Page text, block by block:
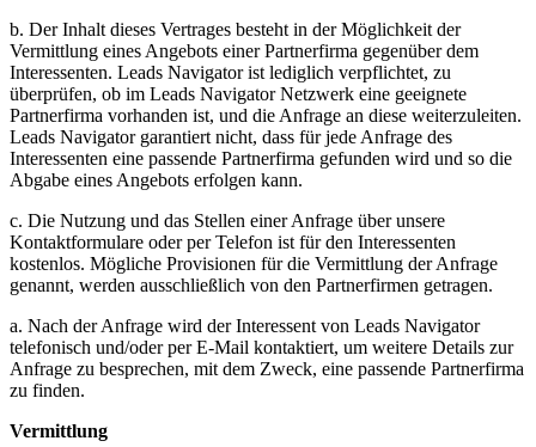
b. Der Inhalt dieses Vertrages besteht in der Möglichkeit der
Vermittlung eines Angebots einer Partnerfirma gegenüber dem
Interessenten. Leads Navigator ist lediglich verpflichtet, zu
überprüfen, ob im Leads Navigator Netzwerk eine geeignete
Partnerfirma vorhanden ist, und die Anfrage an diese weiterzuleiten.
Leads Navigator garantiert nicht, dass für jede Anfrage des
Interessenten eine passende Partnerfirma gefunden wird und so die
Abgabe eines Angebots erfolgen kann.
c. Die Nutzung und das Stellen einer Anfrage über unsere
Kontaktformulare oder per Telefon ist für den Interessenten
kostenlos. Mögliche Provisionen für die Vermittlung der Anfrage
genannt, werden ausschließlich von den Partnerfirmen getragen.
a. Nach der Anfrage wird der Interessent von Leads Navigator
telefonisch und/oder per E-Mail kontaktiert, um weitere Details zur
Anfrage zu besprechen, mit dem Zweck, eine passende Partnerfirma
zu finden.
Vermittlung